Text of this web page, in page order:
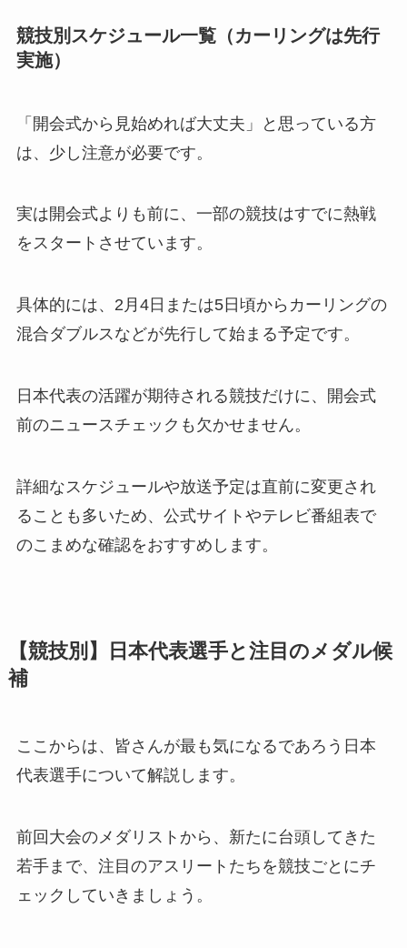
競技別スケジュール一覧（カーリングは先行
実施）
「開会式から見始めれば大丈夫」と思っている方
は、少し注意が必要です。
実は開会式よりも前に、一部の競技はすでに熱戦
をスタートさせています。
具体的には、2月4日または5日頃からカーリングの
混合ダブルスなどが先行して始まる予定です。
日本代表の活躍が期待される競技だけに、開会式
前のニュースチェックも欠かせません。
詳細なスケジュールや放送予定は直前に変更され
ることも多いため、公式サイトやテレビ番組表で
のこまめな確認をおすすめします。
【競技別】日本代表選手と注目のメダル候
補
ここからは、皆さんが最も気になるであろう日本
代表選手について解説します。
前回大会のメダリストから、新たに台頭してきた
若手まで、注目のアスリートたちを競技ごとにチ
ェックしていきましょう。